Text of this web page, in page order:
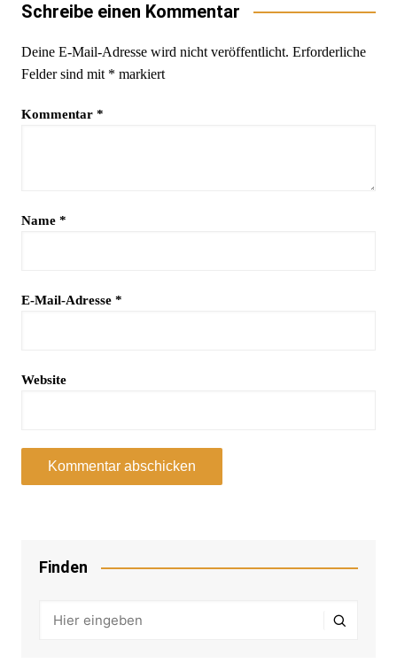
Schreibe einen Kommentar
Deine E-Mail-Adresse wird nicht veröffentlicht. Erforderliche
Felder sind mit * markiert
Kommentar *
Name *
E-Mail-Adresse *
Website
Finden